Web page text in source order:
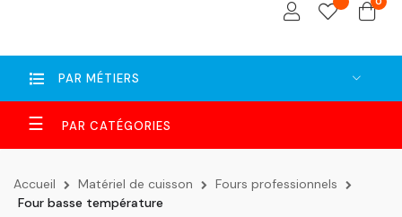
PAR MÉTIERS
Basculer
la
navigation
☰
Accueil Matériel de cuisson
Fours professionnels
Four basse température